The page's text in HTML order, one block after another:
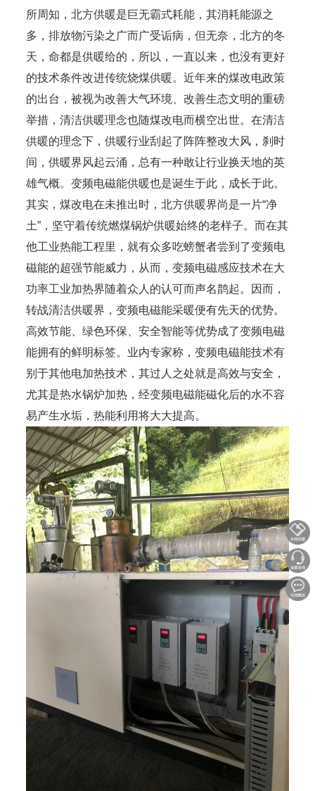
所周知，北方供暖是巨无霸式耗能，其消耗能源之
多，排放物污染之广而广受诟病，但无奈，北方的冬
天，命都是供暖给的，所以，一直以来，也没有更好
的技术条件改进传统烧煤供暖。近年来的煤改电政策
的出台，被视为改善大气环境、改善生态文明的重磅
举措，清洁供暖理念也随煤改电而横空出世。在清洁
供暖的理念下，供暖行业刮起了阵阵整改大风，刹时
间，供暖界风起云涌，总有一种敢让行业换天地的英
雄气概。变频电磁能供暖也是诞生于此，成长于此。
其实，煤改电在未推出时，北方供暖界尚是一片“净
土”，坚守着传统燃煤锅炉供暖始终的老样子。而在其
他工业热能工程里，就有众多吃螃蟹者尝到了变频电
磁能的超强节能威力，从而，变频电磁感应技术在大
功率工业加热界随着众人的认可而声名鹊起。因而，
转战清洁供暖界，变频电磁能采暖便有先天的优势。
高效节能、绿色环保、安全智能等优势成了变频电磁
能拥有的鲜明标签。业内专家称，变频电磁能技术有
别于其他电加热技术，其过人之处就是高效与安全，
尤其是热水锅炉加热，经变频电磁能磁化后的水不容
易产生水垢，热能利用将大大提高。